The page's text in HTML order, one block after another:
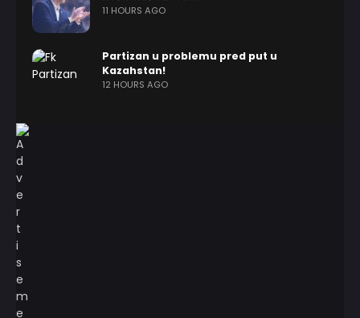
11 HOURS AGO
Partizan u problemu pred put u
Kazahstan!
12 HOURS AGO